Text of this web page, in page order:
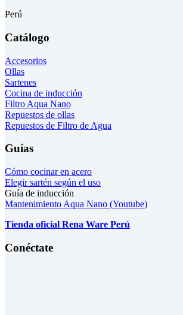
Perú
Catálogo
Accesorios
Ollas
Sartenes
Cocina de inducción
Filtro Aqua Nano
Repuestos de ollas
Repuestos de Filtro de Agua
Guías
Cómo cocinar en acero
Elegir sartén según el uso
Guía de inducción
Mantenimiento Aqua Nano (Youtube)
Tienda oficial Rena Ware Perú
Conéctate